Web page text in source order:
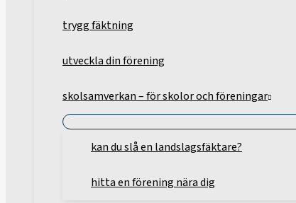
trygg fäktning
utveckla din förening
skolsamverkan – för skolor och föreningar
kan du slå en landslagsfäktare?
hitta en förening nära dig